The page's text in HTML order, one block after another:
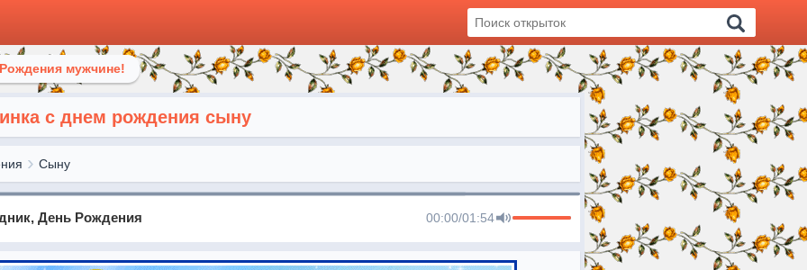
мужчине!
с днем рождения сыну
Сыну
День Рождения 00:00/01:54